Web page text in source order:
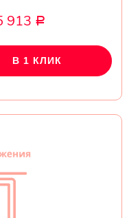
913 Р
В 1 КЛИК